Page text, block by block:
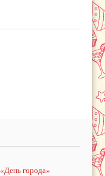
«День города»